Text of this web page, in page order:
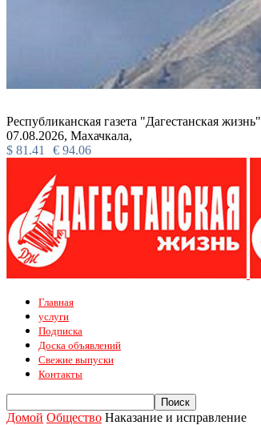
Республиканская газета "Дагестанская жизнь"
07.08.2026, Махачкала,
$ 81.41 € 94.06
Главная
услуги
Подписка
Доска объявлений
Свежие выпуски
Контакты
Домой Общество Наказание и исправление